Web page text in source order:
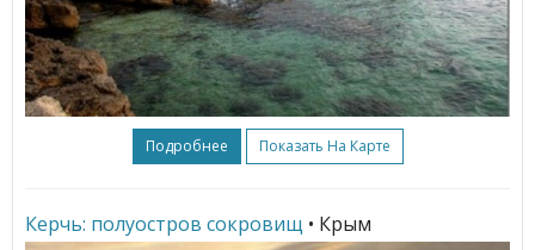
Подробнее Показать На Карте
Керчь: полуостров сокровищ • Крым